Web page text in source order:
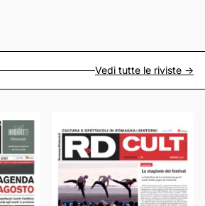
Vedi tutte le riviste ->